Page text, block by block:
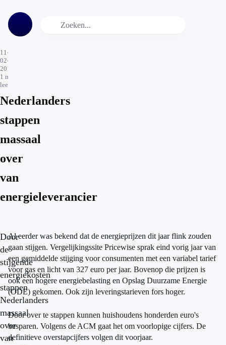
11-
02-
2019
1 min.
leestijd
Nederlanders
stappen
massaal
over
van
energieleverancier
Door
de
stijgende
energiekosten
stappen
Nederlanders
massaal
over
van
Al eerder was bekend dat de energieprijzen dit jaar flink zouden
gaan stijgen. Vergelijkingssite Pricewise sprak eind vorig jaar van
een gemiddelde stijging voor consumenten met een variabel tarief
voor gas en licht van 327 euro per jaar. Bovenop die prijzen is
ook een hogere energiebelasting en Opslag Duurzame Energie
(ODE) gekomen. Ook zijn leveringstarieven fors hoger.
Door over te stappen kunnen huishoudens honderden euro's
besparen. Volgens de ACM gaat het om voorlopige cijfers. De
definitieve overstapcijfers volgen dit voorjaar.